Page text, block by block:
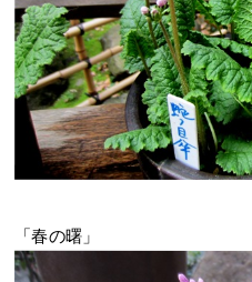
「春の曙」